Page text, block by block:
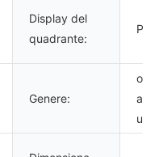
Display del
quadrante:
Genere: